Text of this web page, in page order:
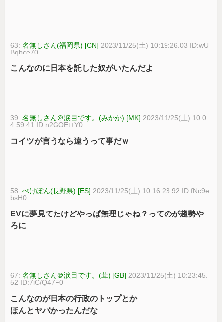
63:名無しさん(福岡県) [CN] 2023/11/25(土) 10:19:26.03 ID:wU
Bqbce70
こんなのに日本を託した奴がいたんだよ
39:名無しさん＠涙目です。(みかか) [MK] 2023/11/25(土) 10:0
4:59.41 ID:n2GOEt+Y0
コイツが言うなら違うって事だｗ
58:ぺけぽん(長野県) [ES] 2023/11/25(土) 10:16:23.92 ID:fNc9e
bsH0
EVに夢見てたけどやっぱ無理じゃね？ってのが趨勢や
ろに
67:名無しさん＠涙目です。(茸) [GB] 2023/11/25(土) 10:23:45.
52 ID:7iC/Q47F0
こんなのが日本の行政のトップとか
ほんとヤバかったんだな